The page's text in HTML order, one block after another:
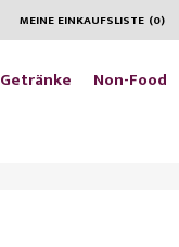
MEINE EINKAUFSLISTE (0)
Getränke
Non-Food